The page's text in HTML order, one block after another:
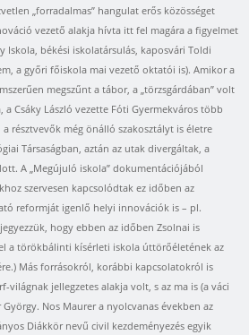
„forradalmas” hangulat erős közösséget
vezető alakja hívta itt fel magára a figyelmet
Iskola, békési iskolatársulás, kaposvári Toldi
a győri főiskola mai vezető oktatói is). Amikor a
megszűnt a tábor, a „törzsgárdában” volt
a Csáky László vezette Fóti Gyermekváros több
résztvevők még önálló szakosztályt is életre
Társaságban, aztán az utak divergáltak, a
A „Megújuló iskola” dokumentációjából
szervesen kapcsolódtak ez időben az
reformját igenlő helyi innovációk is – pl.
hogy ebben az időben Zsolnai is
a törökbálinti kísérleti iskola úttörőéletének az
Más forrásokról, korábbi kapcsolatokról is
világnak jellegzetes alakja volt, s az ma is (a váci
Nos Maurer a nyolcvanas években az
Diákkör nevű civil kezdeményezés egyik